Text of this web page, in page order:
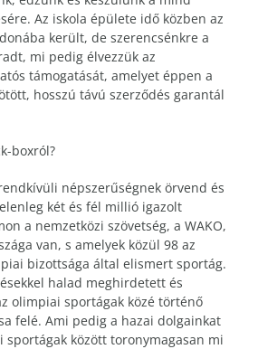
Az iskola épülete idő közben az
került, de szerencsénkre a
mi pedig élvezzük az
támogatását, amelyet éppen a
hosszú távú szerződés garantál
boxról?
népszerűségnek örvend és
két és fél millió igazolt
a nemzetközi szövetség, a WAKO,
van, s amelyek közül 98 az
bizottsága által elismert sportág.
halad meghirdetett és
olimpiai sportágak közé történő
felé. Ami pedig a hazai dolgainkat
között toronymagasan mi